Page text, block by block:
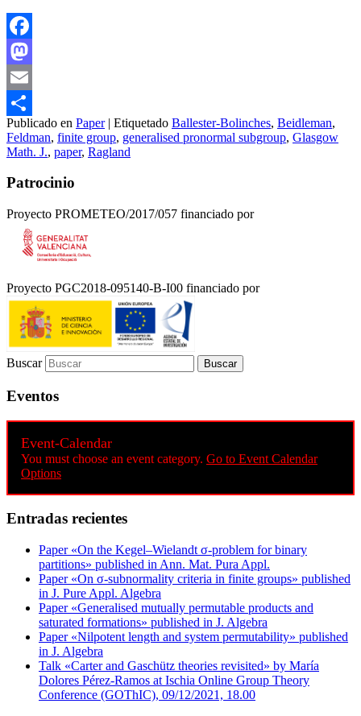
Facebook
Mastodon
Email
Compartir
Publicado en Paper | Etiquetado Ballester-Bolinches, Beidleman,
Feldman, finite group, generalised pronormal subgroup, Glasgow
Math. J., paper, Ragland
Patrocinio
Proyecto PROMETEO/2017/057 financiado por
Proyecto PGC2018-095140-B-I00 financiado por
Buscar
Eventos
Event-Calendar
You must choose an event category. Go to Event Calendar
Options
Entradas recientes
Paper «On the Kegel–Wielandt σ‐problem for binary
partitions» published in Ann. Mat. Pura Appl.
Paper «On σ-subnormality criteria in finite groups» published
in J. Pure Appl. Algebra
Paper «Generalised mutually permutable products and
saturated formations» published in J. Algebra
Paper «Nilpotent length and system permutability» published
in J. Algebra
Talk «Carter and Gaschütz theories revisited» by María
Dolores Pérez-Ramos at Ischia Online Group Theory
Conference (GOThIC), 09/12/2021, 18.00